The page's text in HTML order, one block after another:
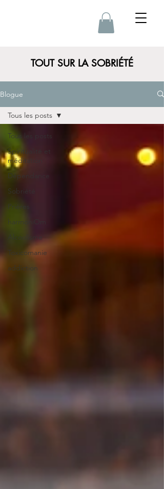
TOUT SUR LA SOBRIÉTÉ
Blogue
Tous les posts
Spiritualité et
méditation
Dépendance
Sobriété
Prières
harmoniOm
Alcoolisme
Toxicomanie
addiction
Tous les posts